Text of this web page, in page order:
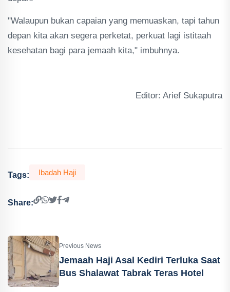
"Walaupun bukan capaian yang memuaskan, tapi tahun
depan kita akan segera perketat, perkuat lagi istitaah
kesehatan bagi para jemaah kita," imbuhnya.
Editor: Arief Sukaputra
Tags: Ibadah Haji
Share:
Previous News
Jemaah Haji Asal Kediri Terluka Saat
Bus Shalawat Tabrak Teras Hotel